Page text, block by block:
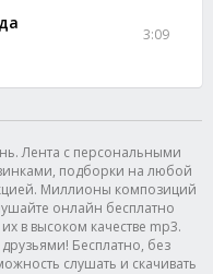
3:09
Лента с персональными
подборки на любой
Миллионы композиций
онлайн бесплатно
в высоком качестве mp3.
Бесплатно, без
слушать и скачивать